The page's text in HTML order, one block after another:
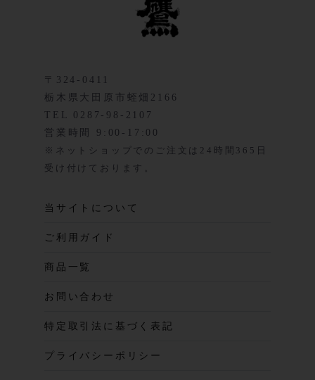
〒324-0411
栃木県大田原市蛭畑2166
TEL 0287-98-2107
営業時間 9:00-17:00
※ネットショップでのご注文は24時間365日
受け付けております。
当サイトについて
ご利用ガイド
商品一覧
お問い合わせ
特定取引法に基づく表記
プライバシーポリシー